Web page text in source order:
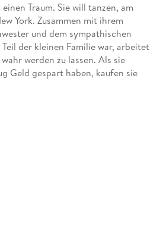
Traum. Sie will tanzen, am
York. Zusammen mit ihrem
und dem sympathischen
der kleinen Familie war, arbeitet
werden zu lassen. Als sie
Geld gespart haben, kaufen sie
kämpft: darum, ihre Familie
eigenes Glück. Wird sie ihr Ziel
Roman über die Hoffnungen
nach Amerika und eine